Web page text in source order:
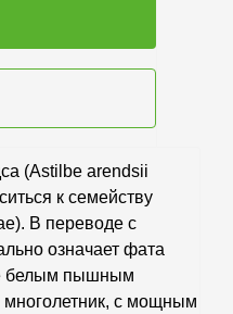
(Astilbe arendsii
к семейству
В переводе с
означает фата
белым пышным
многолетник, с мощным